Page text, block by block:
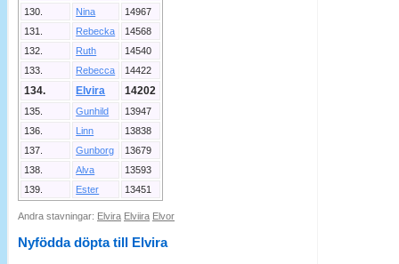
130.
Nina
14967
131.
Rebecka
14568
132.
Ruth
14540
133.
Rebecca 14422
134. Elvira 14202
135. Gunhild
13947
136.
Linn
13838
137.
Gunborg
13679
138.
Alva
13593
139.
Ester 13451
Andra stavningar: Elvira Elviira Elvor
Nyfödda döpta till Elvira